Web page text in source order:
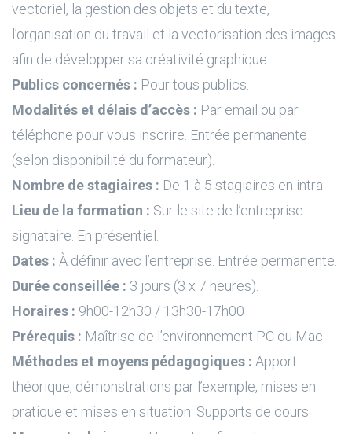
vectoriel, la gestion des objets et du texte,
l’organisation du travail et la vectorisation des images
afin de développer sa créativité graphique.
Publics concernés : Pour tous publics.
Modalités et délais d’accès : Par email ou par
téléphone pour vous inscrire. Entrée permanente
(selon disponibilité du formateur).
Nombre de stagiaires : De 1 à 5 stagiaires en intra.
Lieu de la formation : Sur le site de l’entreprise
signataire. En présentiel.
Dates : À définir avec l’entreprise. Entrée permanente.
Durée conseillée : 3 jours (3 x 7 heures).
Horaires : 9h00-12h30 / 13h30-17h00
Prérequis : Maîtrise de l’environnement PC ou Mac.
Méthodes et moyens pédagogiques : Apport
théorique, démonstrations par l’exemple, mises en
pratique et mises en situation. Supports de cours.